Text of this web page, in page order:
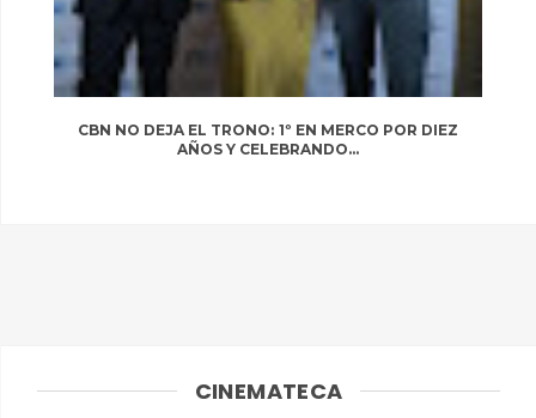
CBN NO DEJA EL TRONO: 1º EN MERCO POR DIEZ
AÑOS Y CELEBRANDO...
CINEMATECA